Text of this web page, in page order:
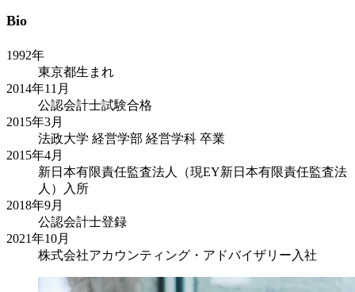
Bio
1992年
東京都生まれ
2014年11月
公認会計士試験合格
2015年3月
法政大学 経営学部 経営学科 卒業
2015年4月
新日本有限責任監査法人（現EY新日本有限責任監査法
人）入所
2018年9月
公認会計士登録
2021年10月
株式会社アカウンティング・アドバイザリー入社